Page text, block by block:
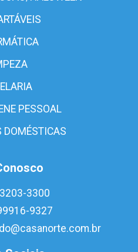
PESSOAL
DOMÉSTICAS
3300
9327